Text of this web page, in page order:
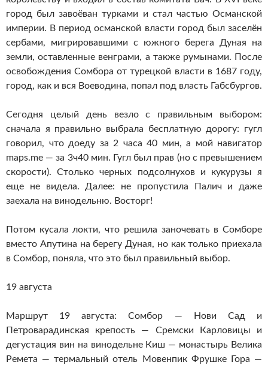
город был завоёван турками и стал частью Османской
империи. В период османской власти город был заселён
сербами, мигрировавшими с южного берега Дуная на
земли, оставленные венграми, а также румынами. После
освобождения Сомбора от турецкой власти в 1687 году,
город, как и вся Воеводина, попал под власть Габсбургов.
Сегодня целый день везло с правильным выбором:
сначала я правильно выбрала бесплатную дорогу: гугл
говорил, что доеду за 2 часа 40 мин, а мой навигатор
maps.me — за 3ч40 мин. Гугл был прав (но с превышением
скорости). Столько черных подсолнухов и кукурузы я
еще не видела. Далее: не пропустила Палич и даже
заехала на винодельню. Восторг!
Потом кусала локти, что решила заночевать в Сомборе
вместо Апутина на берегу Дуная, но как только приехала
в Сомбор, поняла, что это был правильный выбор.
19 августа
Маршрут 19 августа: Сомбор — Нови Сад и
Петроварадинская крепость — Сремски Карловицы и
дегустация вин на винодельне Киш — монастырь Велика
Ремета — термальный отель Мовенпик Фрушке Гора —